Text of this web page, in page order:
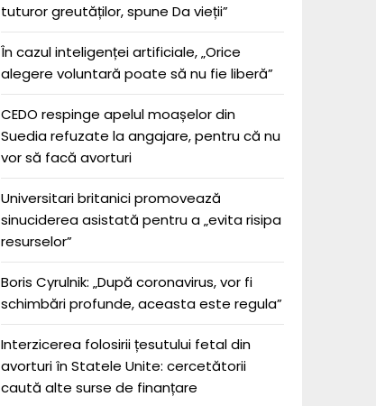
tuturor greutăților, spune Da vieții”
În cazul inteligenței artificiale, „Orice
alegere voluntară poate să nu fie liberă”
CEDO respinge apelul moașelor din
Suedia refuzate la angajare, pentru că nu
vor să facă avorturi
Universitari britanici promovează
sinuciderea asistată pentru a „evita risipa
resurselor”
Boris Cyrulnik: „După coronavirus, vor fi
schimbări profunde, aceasta este regula”
Interzicerea folosirii țesutului fetal din
avorturi în Statele Unite: cercetătorii
caută alte surse de finanțare